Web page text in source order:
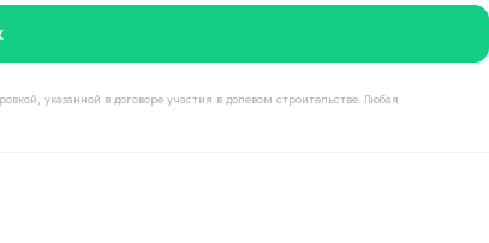
указанной в договоре участия в долевом строительстве. Любая